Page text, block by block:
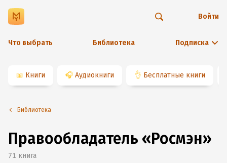
Что выбрать Библиотека Подписка
Войти
📖 Книги 🎧 Аудиокниги 👌 Бесплатные книги
Библиотека
Правообладатель «Росмэн»
71 книга